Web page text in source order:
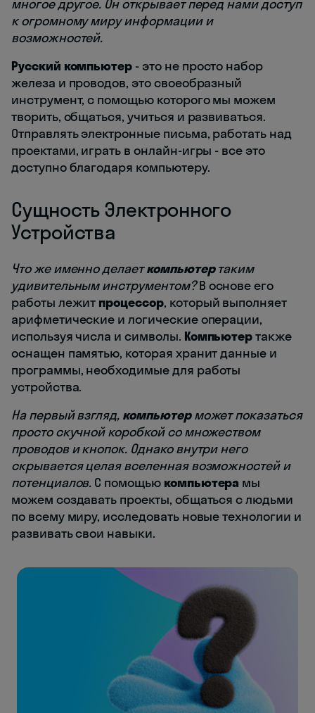
многое другое. Он открывает перед нами доступ
к огромному миру информации и
возможностей.
Русский компьютер - это не просто набор
железа и проводов, это своеобразный
инструмент, с помощью которого мы можем
творить, общаться, учиться и развиваться.
Отправлять электронные письма, работать над
проектами, играть в онлайн-игры - все это
доступно благодаря компьютеру.
Сущность Электронного
Устройства
Что же именно делаеткомпьютертаким
удивительным инструментом?В основе его
работы лежит процессор, который выполняет
арифметические и логические операции,
используя числа и символы. Компьютертакже
оснащен памятью, которая хранит данные и
программы, необходимые для работы
устройства.
На первый взгляд, компьютерможет показаться
просто скучной коробкой со множеством
проводов и кнопок. Однако внутри него
скрывается целая вселенная возможностей и
потенциалов. С помощью компьютера мы
можем создавать проекты, общаться с людьми
по всему миру, исследовать новые технологии и
развивать свои навыки.